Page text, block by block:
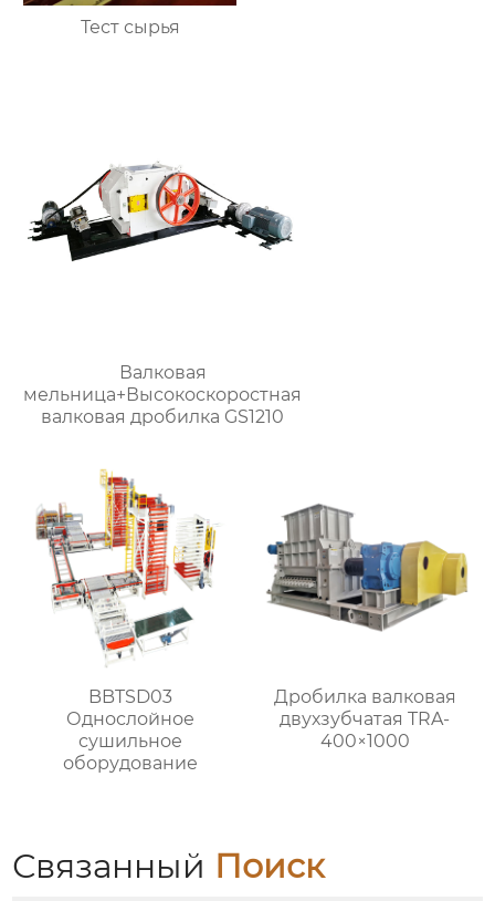
Тест сырья
Валковая
мельница+Высокоскоростная
валковая дробилка GS1210
BBTSD03
Однослойное
сушильное
оборудование
Дробилка валковая
двухзубчатая TRA-
400×1000
Связанный Поиск